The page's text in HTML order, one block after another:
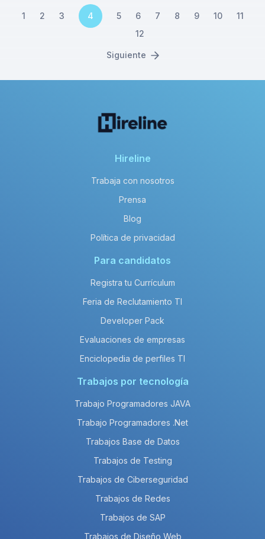
1 2 3 4 5 6 7 8 9 10
11
12
Siguiente
Hireline
Trabaja con nosotros
Prensa
Blog
Política de privacidad
Para candidatos
Registra tu Currículum
Feria de Reclutamiento TI
Developer Pack
Evaluaciones de empresas
Enciclopedia de perfiles TI
Trabajos por tecnología
Trabajo Programadores JAVA
Trabajo Programadores .Net
Trabajos Base de Datos
Trabajos de Testing
Trabajos de Ciberseguridad
Trabajos de Redes
Trabajos de SAP
Trabajos de Diseño Web